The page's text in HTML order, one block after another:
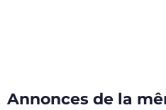
Annonces de la